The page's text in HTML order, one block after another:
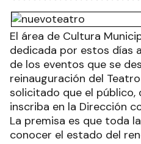
El área de Cultura
dedicada por estos días
de los eventos que se
reinauguración del
solicitado que el público,
inscriba en la Dirección
La premisa es que toda
conocer el estado del